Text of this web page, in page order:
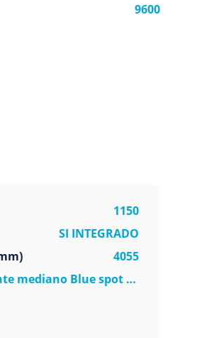
9600
1150
SI INTEGRADO
4055
mediano Blue spot trasero